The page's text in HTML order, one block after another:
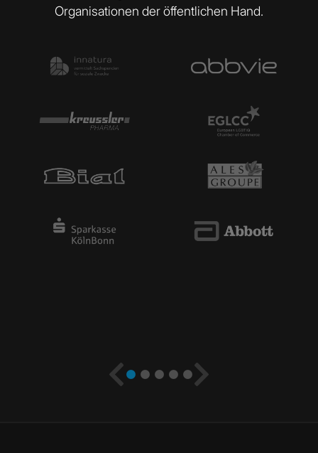
Organisationen der öffentlichen Hand.